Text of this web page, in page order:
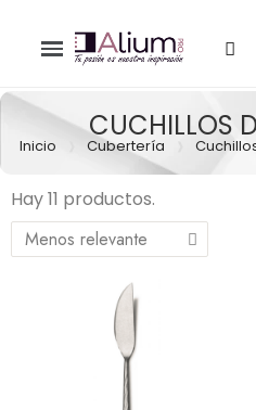
CUCHILLOS
Inicio Cubertería
Hay 11 productos.